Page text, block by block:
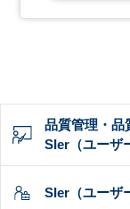
品質管理・品
SIer（ユーザ
SIer（ユーザ